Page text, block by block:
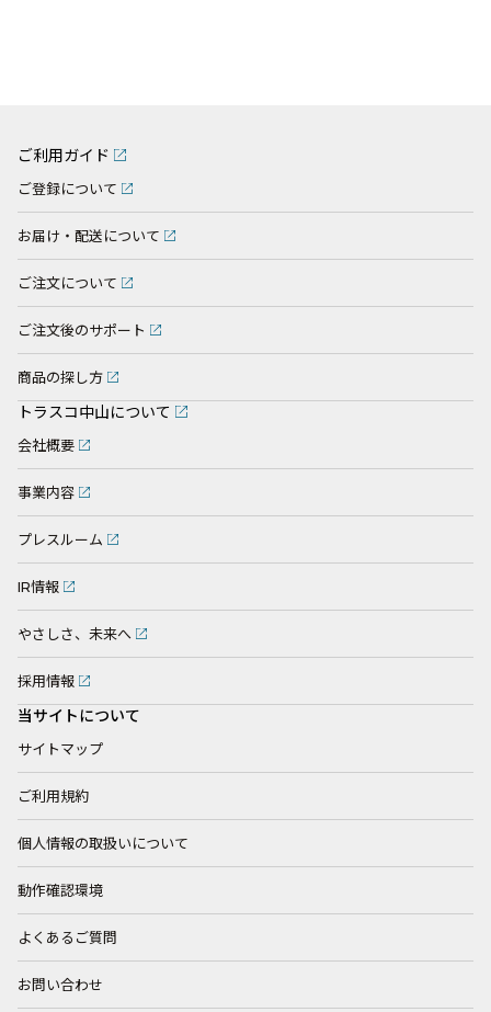
ご利用ガイド
ご登録について
お届け・配送について
ご注文について
ご注文後のサポート
商品の探し方
トラスコ中山について
会社概要
事業内容
プレスルーム
IR情報
やさしさ、未来へ
採用情報
当サイトについて
サイトマップ
ご利用規約
個人情報の取扱いについて
動作確認環境
よくあるご質問
お問い合わせ